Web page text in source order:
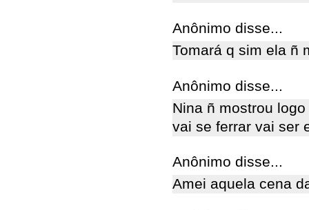
Anônimo disse...
Tomará q sim ela ñ
Anônimo disse...
Nina ñ mostrou
vai se ferrar vai ser
Anônimo disse...
Amei aquela cena